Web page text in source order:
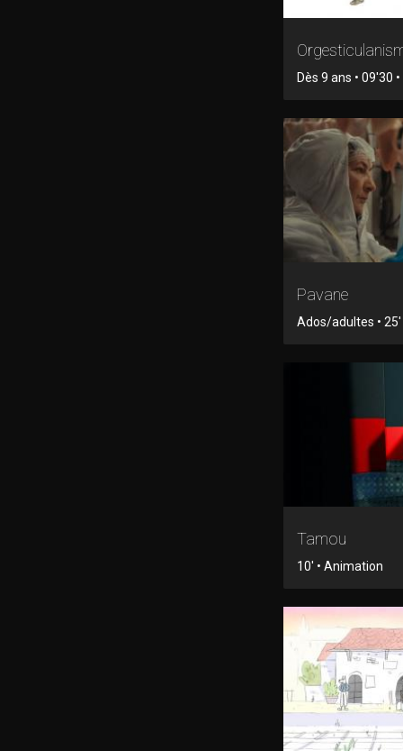
Dès 9 ans • 09'30
Pavane
Ados/adultes • 25'
Tamou
10' • Animation